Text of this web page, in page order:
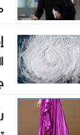
مجلس الأمن
الضفة الغربية
الترخيص
في برقش الأحد